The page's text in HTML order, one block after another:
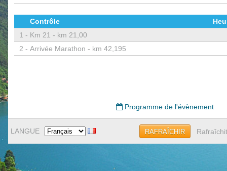
Contrôle
1 - Km 21 - km 21,00
2 - Arrivée Marathon - km 42,195
Programme de l'évènement
LANGUE RAFRAÎCHIR